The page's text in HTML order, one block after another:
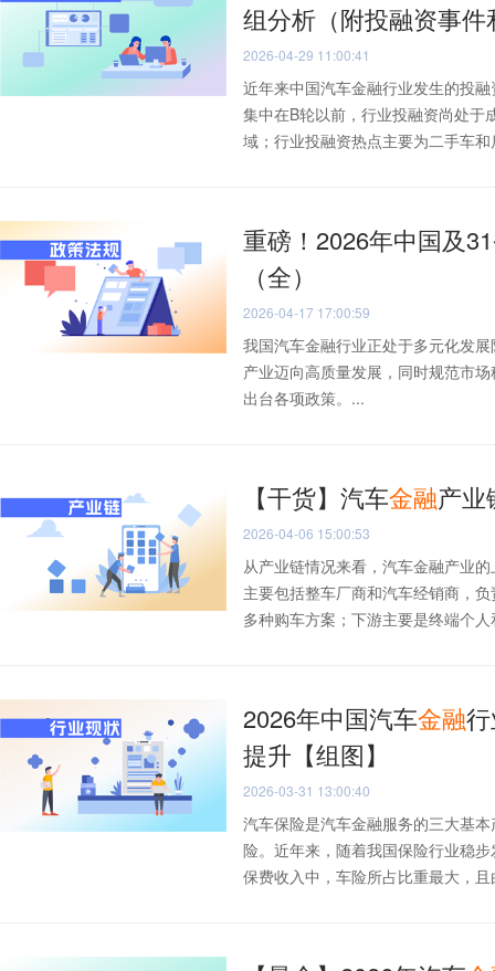
组分析（附投融资事
2026-04-29 11:00:41
近年来中国汽车金融行业发生的投
集中在B轮以前，行业投融资尚处于
域；行业投融资热点主要为二手车
重磅！2026年中国及
（全）
2026-04-17 17:00:59
我国汽车金融行业正处于多元化发
产业迈向高质量发展，同时规范市
出台各项政策。...
【干货】汽车金融产
2026-04-06 15:00:53
从产业链情况来看，汽车金融产业
主要包括整车厂商和汽车经销商，
多种购车方案；下游主要是终端个
2026年中国汽车金融
提升【组图】
2026-03-31 13:00:40
汽车保险是汽车金融服务的三大基
险。近年来，随着我国保险行业稳
保费收入中，车险所占比重最大，